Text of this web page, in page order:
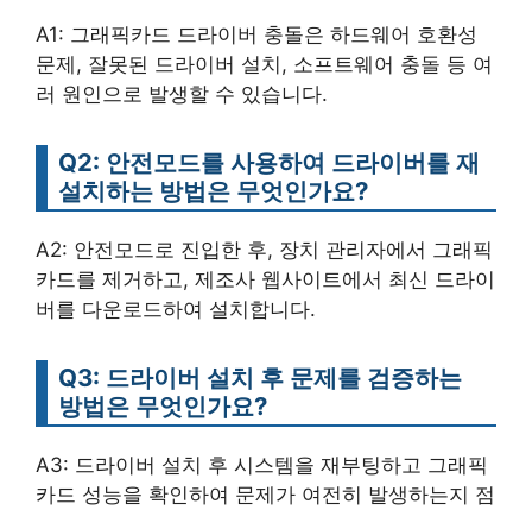
A1: 그래픽카드 드라이버 충돌은 하드웨어 호환성
문제, 잘못된 드라이버 설치, 소프트웨어 충돌 등 여
러 원인으로 발생할 수 있습니다.
Q2: 안전모드를 사용하여 드라이버를 재
설치하는 방법은 무엇인가요?
A2: 안전모드로 진입한 후, 장치 관리자에서 그래픽
카드를 제거하고, 제조사 웹사이트에서 최신 드라이
버를 다운로드하여 설치합니다.
Q3: 드라이버 설치 후 문제를 검증하는
방법은 무엇인가요?
A3: 드라이버 설치 후 시스템을 재부팅하고 그래픽
카드 성능을 확인하여 문제가 여전히 발생하는지 점